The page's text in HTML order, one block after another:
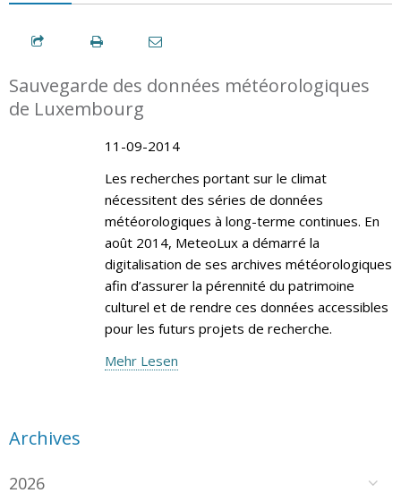
Sauvegarde des données météorologiques
de Luxembourg
11-09-2014
Les recherches portant sur le climat
nécessitent des séries de données
météorologiques à long-terme continues. En
août 2014, MeteoLux a démarré la
digitalisation de ses archives météorologiques
afin d’assurer la pérennité du patrimoine
culturel et de rendre ces données accessibles
pour les futurs projets de recherche.
Mehr Lesen
Archives
2026